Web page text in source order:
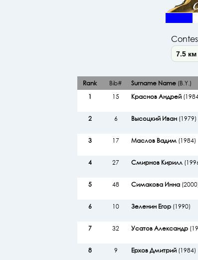
Rank Bib# Surname Name (B.Y.)
1
15 Краснов Андрей
2 6 Высоцкий Иван (1979)
3 17 Маслов Вадим (1984)
4 27 Смирнов Кирилл
5 48 Симакова Инна
6 10 Зеленин Егор (1990)
7 32 Усатов Александр
8 9 Ерхов Дмитрий (1984)